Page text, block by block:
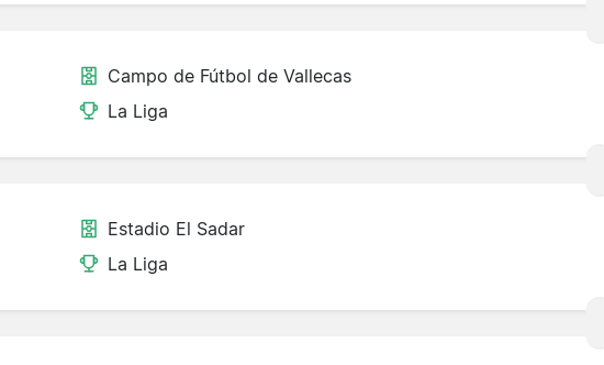
Campo de Fútbol de Vallecas
La Liga
Estadio El Sadar
La Liga